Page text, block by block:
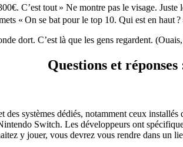
C’est tout » Ne montre pas le visage. Juste
« On se bat pour le top 10. Qui est en haut
dort. C’est là que les gens regardent.
Questions et réponses
systèmes dédiés, notamment ceux
Switch. Les développeurs ont
y jouer, vous devrez vous rendre dans un